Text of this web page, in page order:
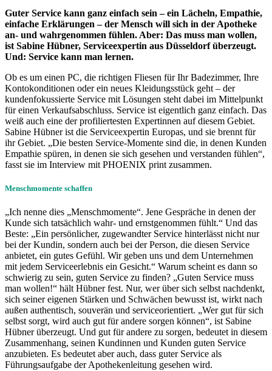
Guter Service kann ganz einfach sein – ein Lächeln, Empathie,
einfache Erklärungen – der Mensch will sich in der Apotheke
an- und wahrgenommen fühlen. Aber: Das muss man wollen,
ist Sabine Hübner, Serviceexpertin aus Düsseldorf überzeugt.
Und: Service kann man lernen.
Ob es um einen PC, die richtigen Fliesen für Ihr Badezimmer, Ihre
Kontokonditionen oder ein neues Kleidungsstück geht – der
kundenfokussierte Service mit Lösungen steht dabei im Mittelpunkt
für einen Verkaufsabschluss. Service ist eigentlich ganz einfach. Das
weiß auch eine der profiliertesten Expertinnen auf diesem Gebiet.
Sabine Hübner ist die Serviceexpertin Europas, und sie brennt für
ihr Gebiet. „Die besten Service-Momente sind die, in denen Kunden
Empathie spüren, in denen sie sich gesehen und verstanden fühlen“,
fasst sie im Interview mit PHOENIX print zusammen.
Menschmomente schaffen
„Ich nenne dies „Menschmomente“. Jene Gespräche in denen der
Kunde sich tatsächlich wahr- und ernstgenommen fühlt.“ Und das
Beste: „Ein persönlicher, zugewandter Service hinterlässt nicht nur
bei der Kundin, sondern auch bei der Person, die diesen Service
anbietet, ein gutes Gefühl. Wir geben uns und dem Unternehmen
mit jedem Serviceerlebnis ein Gesicht.“ Warum scheint es dann so
schwierig zu sein, guten Service zu finden? „Guten Service muss
man wollen!“ hält Hübner fest. Nur, wer über sich selbst nachdenkt,
sich seiner eigenen Stärken und Schwächen bewusst ist, wirkt nach
außen authentisch, souverän und serviceorientiert. „Wer gut für sich
selbst sorgt, wird auch gut für andere sorgen können“, ist Sabine
Hübner überzeugt. Und gut für andere zu sorgen, bedeutet in diesem
Zusammenhang, seinen Kundinnen und Kunden guten Service
anzubieten. Es bedeutet aber auch, dass guter Service als
Führungsaufgabe der Apothekenleitung gesehen wird.